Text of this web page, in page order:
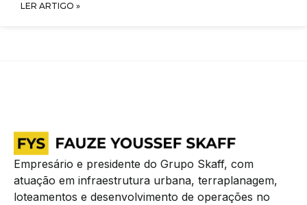
LER ARTIGO »
Empresário e presidente do Grupo Skaff, com
atuação em infraestrutura urbana, terraplanagem,
loteamentos e desenvolvimento de operações no